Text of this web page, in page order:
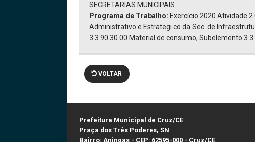
SECRETARIAS MUNICIPAIS.
Programa de Trabalho: Exercício 2020 Atividade
Administrativo e Estrategi co da Sec. de
3.3.90.30.00 Material de consumo, Subelemento
VOLTAR
Prefeitura Municipal de Cruz/CE
Praça dos Três Poderes, SN
Bairro: Aningas - CEP: 62595-000 - Cruz/CE